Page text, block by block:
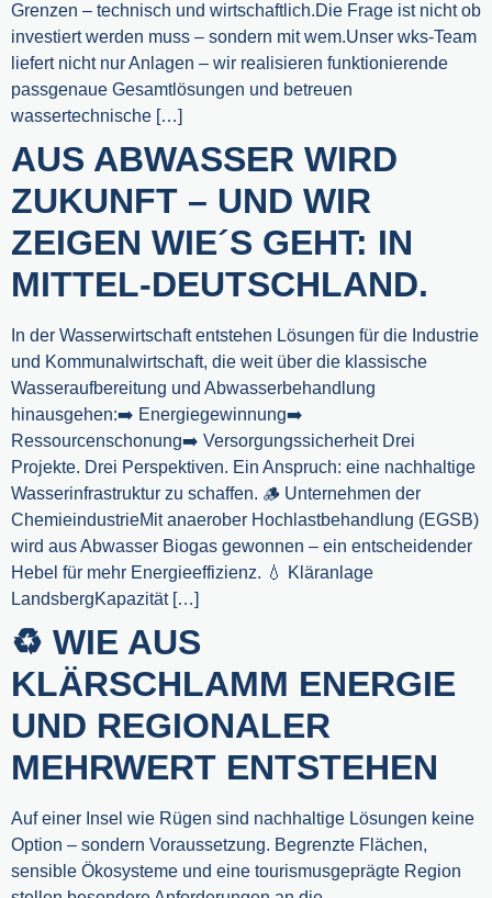
Grenzen – technisch und wirtschaftlich.Die Frage ist nicht ob
investiert werden muss – sondern mit wem.Unser wks-Team
liefert nicht nur Anlagen – wir realisieren funktionierende
passgenaue Gesamtlösungen und betreuen
wassertechnische […]
AUS ABWASSER WIRD
ZUKUNFT – UND WIR
ZEIGEN WIE´S GEHT: IN
MITTEL-DEUTSCHLAND.
In der Wasserwirtschaft entstehen Lösungen für die Industrie
und Kommunalwirtschaft, die weit über die klassische
Wasseraufbereitung und Abwasserbehandlung
hinausgehen:➡️ Energiegewinnung➡️
Ressourcenschonung➡️ Versorgungssicherheit Drei
Projekte. Drei Perspektiven. Ein Anspruch: eine nachhaltige
Wasserinfrastruktur zu schaffen. 🪵 Unternehmen der
ChemieindustrieMit anaerober Hochlastbehandlung (EGSB)
wird aus Abwasser Biogas gewonnen – ein entscheidender
Hebel für mehr Energieeffizienz. 💧 Kläranlage
LandsbergKapazität […]
♻️ WIE AUS
KLÄRSCHLAMM ENERGIE
UND REGIONALER
MEHRWERT ENTSTEHEN
Auf einer Insel wie Rügen sind nachhaltige Lösungen keine
Option – sondern Voraussetzung. Begrenzte Flächen,
sensible Ökosysteme und eine tourismusgeprägte Region